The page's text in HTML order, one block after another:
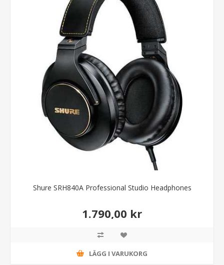
Shure SRH840A Professional Studio Headphones
1.790,00 kr
LÄGG I VARUKORG